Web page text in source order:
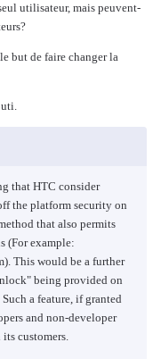
utilisateur, mais peuvent-
but de faire changer la
that HTC consider
the platform security on
that also permits
(For example:
This would be a further
being provided on
a feature, if granted
and non-developer
customers.